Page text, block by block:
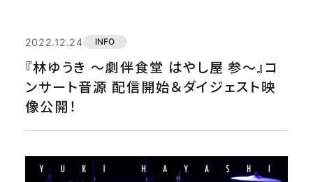
2022.12.24 INFO
『林ゆうき ～劇伴食堂 はやし屋 参～』コ
ンサート音源 配信開始＆ダイジェスト映
像公開！